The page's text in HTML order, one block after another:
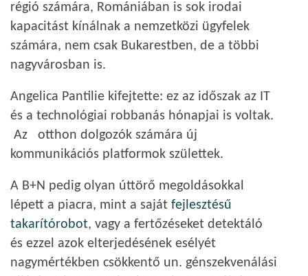
régió számára, Romániában is sok irodai
kapacitást kínálnak a nemzetközi ügyfelek
számára, nem csak Bukarestben, de a többi
nagyvárosban is.
Angelica Pantilie kifejtette: ez az időszak az IT
és a technológiai robbanás hónapjai is voltak.
Az otthon dolgozók számára új
kommunikációs platformok születtek.
A B+N pedig olyan úttörő megoldásokkal
lépett a piacra, mint a saját fejlesztésű
takarítórobot, vagy a fertőzéseket detektáló
és ezzel azok elterjedésének esélyét
nagymértékben csökkentő un. génszekvenálási